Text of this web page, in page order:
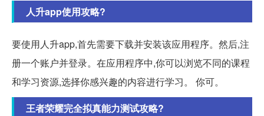
人升app使用攻略?
要使用人升app,首先需要下载并安装该应用程序。然后,注
册一个账户并登录。在应用程序中,你可以浏览不同的课程
和学习资源,选择你感兴趣的内容进行学习。 你可。
王者荣耀完全拟真能力测试攻略?